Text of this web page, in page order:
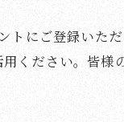
トにご登録いた
ください。皆様